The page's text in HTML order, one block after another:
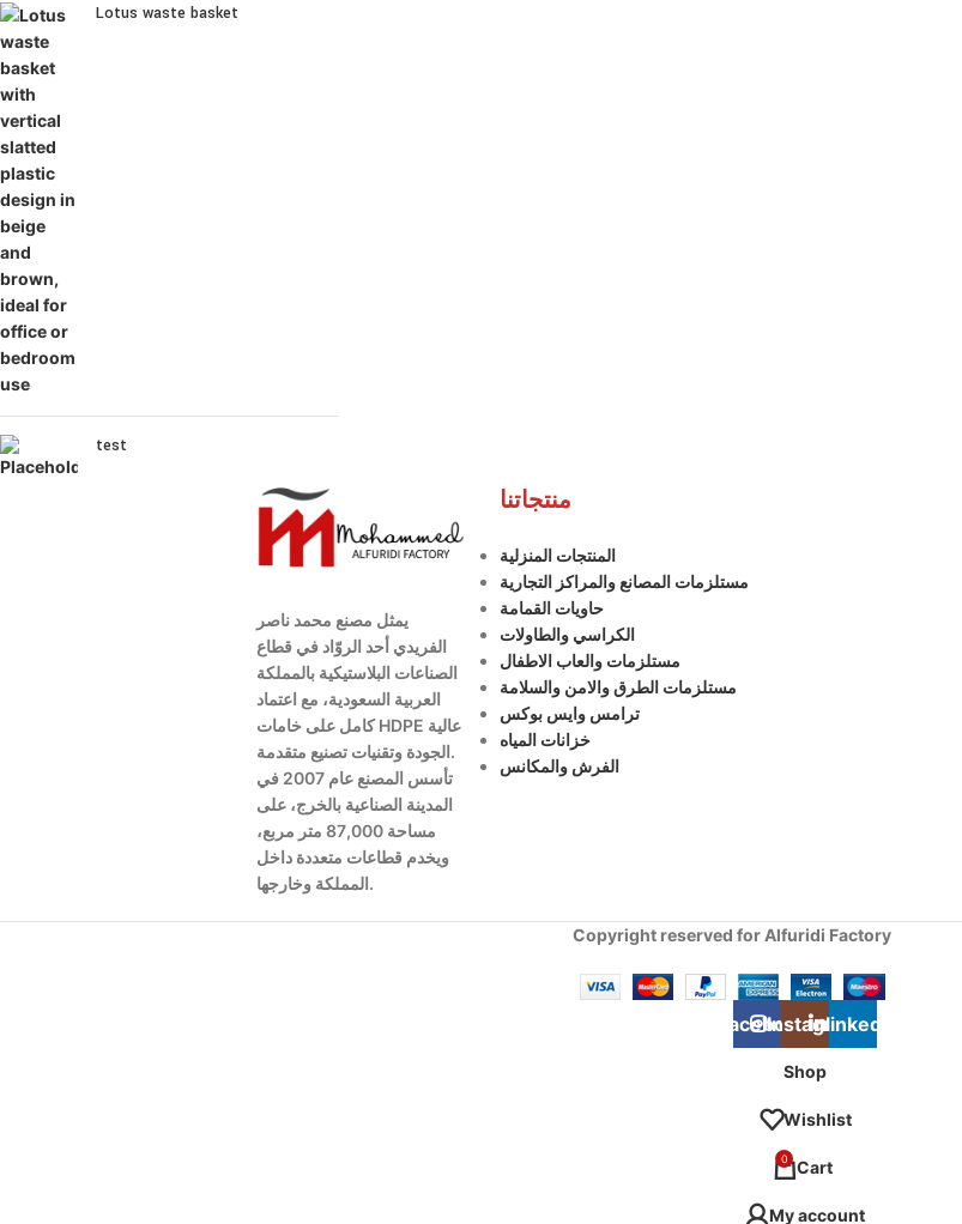
Lotus waste basket
test
يمثل مصنع محمد ناصر
الفريدي أحد الروّاد في قطاع
الصناعات البلاستيكية بالمملكة
العربية السعودية، مع اعتماد
كامل على خامات HDPE عالية
الجودة وتقنيات تصنيع متقدمة.
تأسس المصنع عام 2007 في
المدينة الصناعية بالخرج، على
مساحة 87,000 متر مربع،
ويخدم قطاعات متعددة داخل
المملكة وخارجها.
منتجاتنا
المنتجات المنزلية
مستلزمات المصانع والمراكز التجارية
حاويات القمامة
الكراسي والطاولات
مستلزمات والعاب الاطفال
مستلزمات الطرق والامن والسلامة
ترامس وايس بوكس
خزانات المياه
الفرش والمكانس
Copyright reserved for Alfuridi Factory
Facebook
Instagram
linkedin
Shop
Wishlist
0 Cart
My account